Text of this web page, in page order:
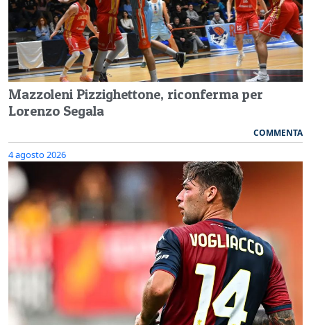
Mazzoleni Pizzighettone, riconferma per
Lorenzo Segala
COMMENTA
4 agosto 2026